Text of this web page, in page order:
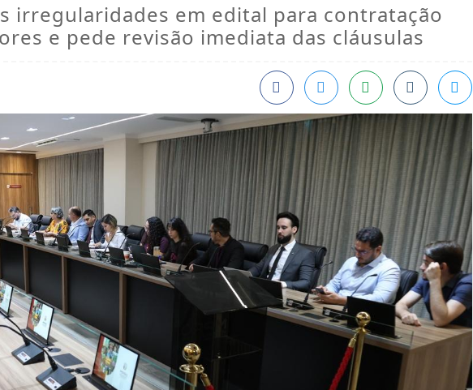
irregularidades em edital para contratação
e pede revisão imediata das cláusulas